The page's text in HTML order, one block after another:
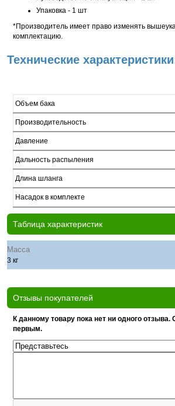
Упаковка - 1 шт
*Производитель имеет право изменять
комплектацию.
Технические
Объем бака
Производительность
Давление
Дальность распыления
Длина шланга
Насадок в комплекте
Таблица характеристик
Масса
3 кг
Отзывы покупателей
К данному товару пока нет ни одного отзыва.
первым.